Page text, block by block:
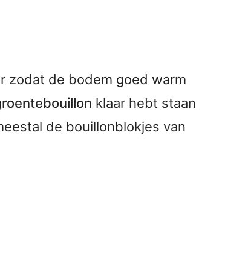
zodat de bodem goed warm
klaar hebt staan
de bouillonblokjes van